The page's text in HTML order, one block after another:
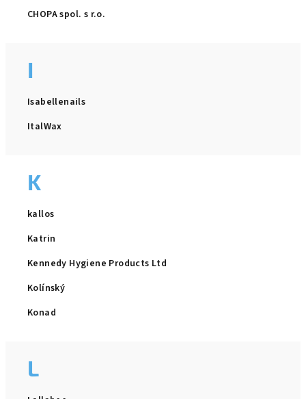
CHOPA spol. s r.o.
I
Isabellenails
ItalWax
K
kallos
Katrin
Kennedy Hygiene Products Ltd
Kolínský
Konad
L